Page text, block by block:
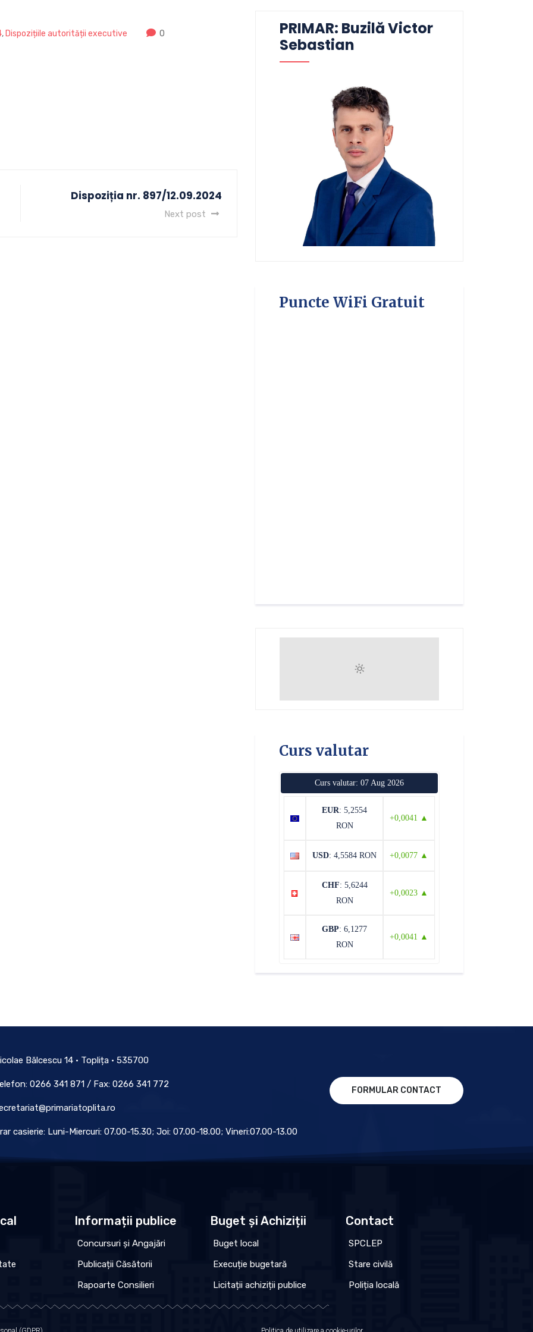
, Dispozițiile autorității executive 0
Dispoziția nr. 897/12.09.2024
Next post
PRIMAR: Buzilă Victor
Sebastian
Puncte WiFi Gratuit
Curs valutar
Curs valutar: 07 Aug 2026
EUR: 5,2554
RON
+0,0041 ▲
USD: 4,5584 RON +0,0077 ▲
CHF: 5,6244
RON
+0,0023 ▲
GBP: 6,1277
RON
+0,0041 ▲
Bălcescu 14 • Toplița • 535700
0266 341 871 / Fax: 0266 341 772
casierie: Luni-Miercuri: 07.00-15.30; Joi: 07.00-18.00; Vineri:07.00-13.00
FORMULAR CONTACT
Informații publice
Concursuri și Angajări
Publicații Căsătorii
Rapoarte Consilieri
Buget și Achiziții
Buget local
Execuție bugetară
Licitații achiziții publice
Contact
SPCLEP
Stare civilă
Poliția locală